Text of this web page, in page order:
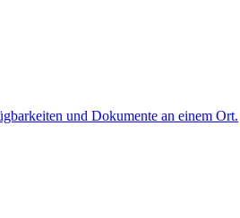
und Dokumente an einem Ort.